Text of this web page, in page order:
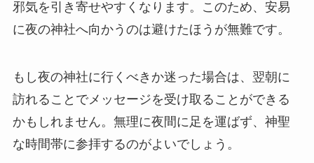
邪気を引き寄せやすくなります。このため、安易
に夜の神社へ向かうのは避けたほうが無難です。
もし夜の神社に行くべきか迷った場合は、翌朝に
訪れることでメッセージを受け取ることができる
かもしれません。無理に夜間に足を運ばず、神聖
な時間帯に参拝するのがよいでしょう。